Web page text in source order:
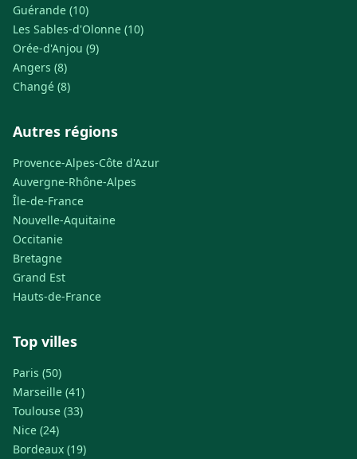
Guérande (10)
Les Sables-d'Olonne (10)
Orée-d'Anjou (9)
Angers (8)
Changé (8)
Autres régions
Provence-Alpes-Côte d'Azur
Auvergne-Rhône-Alpes
Île-de-France
Nouvelle-Aquitaine
Occitanie
Bretagne
Grand Est
Hauts-de-France
Top villes
Paris (50)
Marseille (41)
Toulouse (33)
Nice (24)
Bordeaux (19)